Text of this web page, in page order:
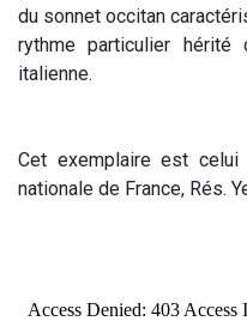
du sonnet occitan
rythme particulier hérité
italienne.
Cet exemplaire est
nationale de France, Rés.